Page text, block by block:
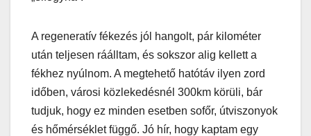
A regeneratív fékezés jól hangolt, pár kilométer
után teljesen ráálltam, és sokszor alig kellett a
fékhez nyúlnom. A megtehető hatótáv ilyen zord
időben, városi közlekedésnél 300km körüli, bár
tudjuk, hogy ez minden esetben sofőr, útviszonyok
és hőmérséklet függő. Jó hír, hogy kaptam egy